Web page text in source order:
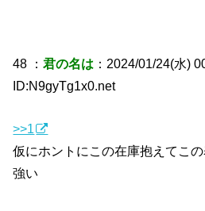
48 ：君の名は ：2024/01/24(水)
ID:N9gyTg1x0.net
>>1
仮にホントにこの在庫抱えてこ
強い